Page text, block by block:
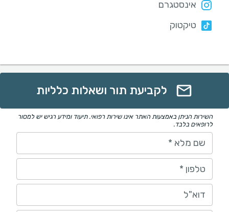
אינסטגרם
טיקטוק
לקביעת תור ושאלות כלליות
השירות הניתן באמצעות האתר אינו שירות רפואי. תיעוד ומידע רגיש יש למסור
לרופאים בלבד.
שם מלא *
טלפון *
דוא"ל